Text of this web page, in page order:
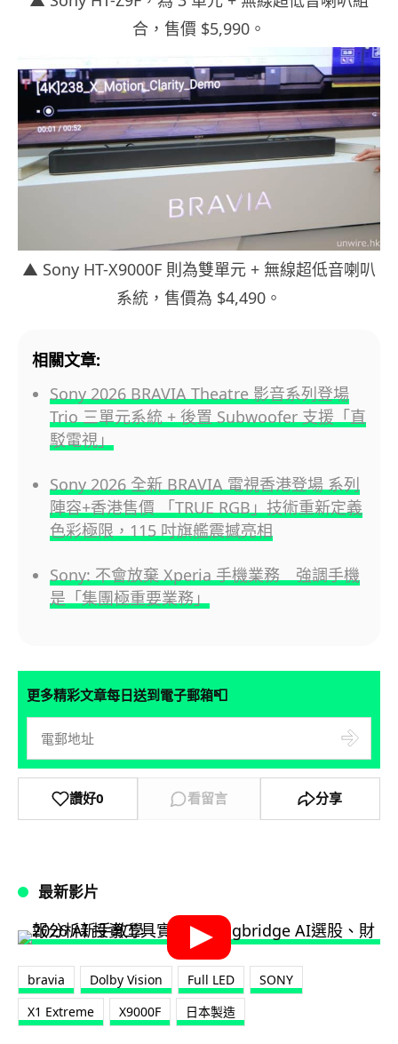
合，售價 $5,990。
▲ Sony HT-X9000F 則為雙單元 + 無線超低音喇叭
系統，售價為 $4,490。
相關文章:
Sony 2026 BRAVIA Theatre 影音系列登場
Trio 三單元系統 + 後置 Subwoofer 支援「直
駁電視」
Sony 2026 全新 BRAVIA 電視香港登場 系列
陣容+香港售價 「TRUE RGB」技術重新定義
色彩極限，115 吋旗艦震撼亮相
Sony: 不會放棄 Xperia 手機業務 強調手機
是「集團極重要業務」
更多精彩文章每日送到電子郵箱📮
讚好0 看留言 分享
最新影片
bravia Dolby Vision Full LED
SONY
X1 Extreme
X9000F 日本製造